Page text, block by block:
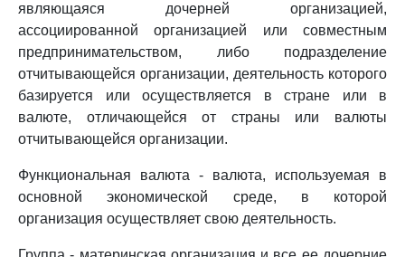
являющаяся дочерней организацией,
ассоциированной организацией или совместным
предпринимательством, либо подразделение
отчитывающейся организации, деятельность которого
базируется или осуществляется в стране или в
валюте, отличающейся от страны или валюты
отчитывающейся организации.
Функциональная валюта - валюта, используемая в
основной экономической среде, в которой
организация осуществляет свою деятельность.